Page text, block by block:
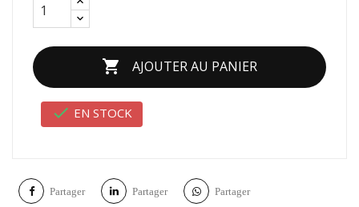
 AJOUTER AU PANIER
 EN STOCK
Partager Partager Partager